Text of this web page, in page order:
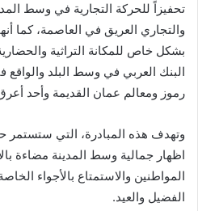
تحفيزاً للحركة التجارية في وسط
والتجاري العريق في العاصمة، كما
بشكل خاص للمكانة التراثية
البنك العربي في وسط البلد
رموز ومعالم عمان القديمة وأحد
وتهدف هذه المبادرة، التي ستستمر
اظهار جمالية وسط المدينة مضاءة
المواطنين والاستمتاع بالأجواء
الفضيل والعيد.